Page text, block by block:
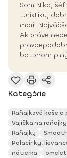
Som Nika,
turistiku,
mori.
Ak práve
batohom
Kategórie
Raňajkové kaše a
Vajíčka na raňajky
Raňajky
Palacinky,
nátierka